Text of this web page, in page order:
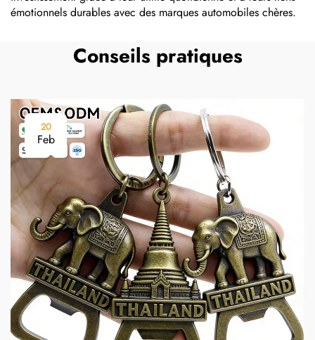
émotionnels durables avec des marques automobiles chères.
Conseils pratiques
20
Feb